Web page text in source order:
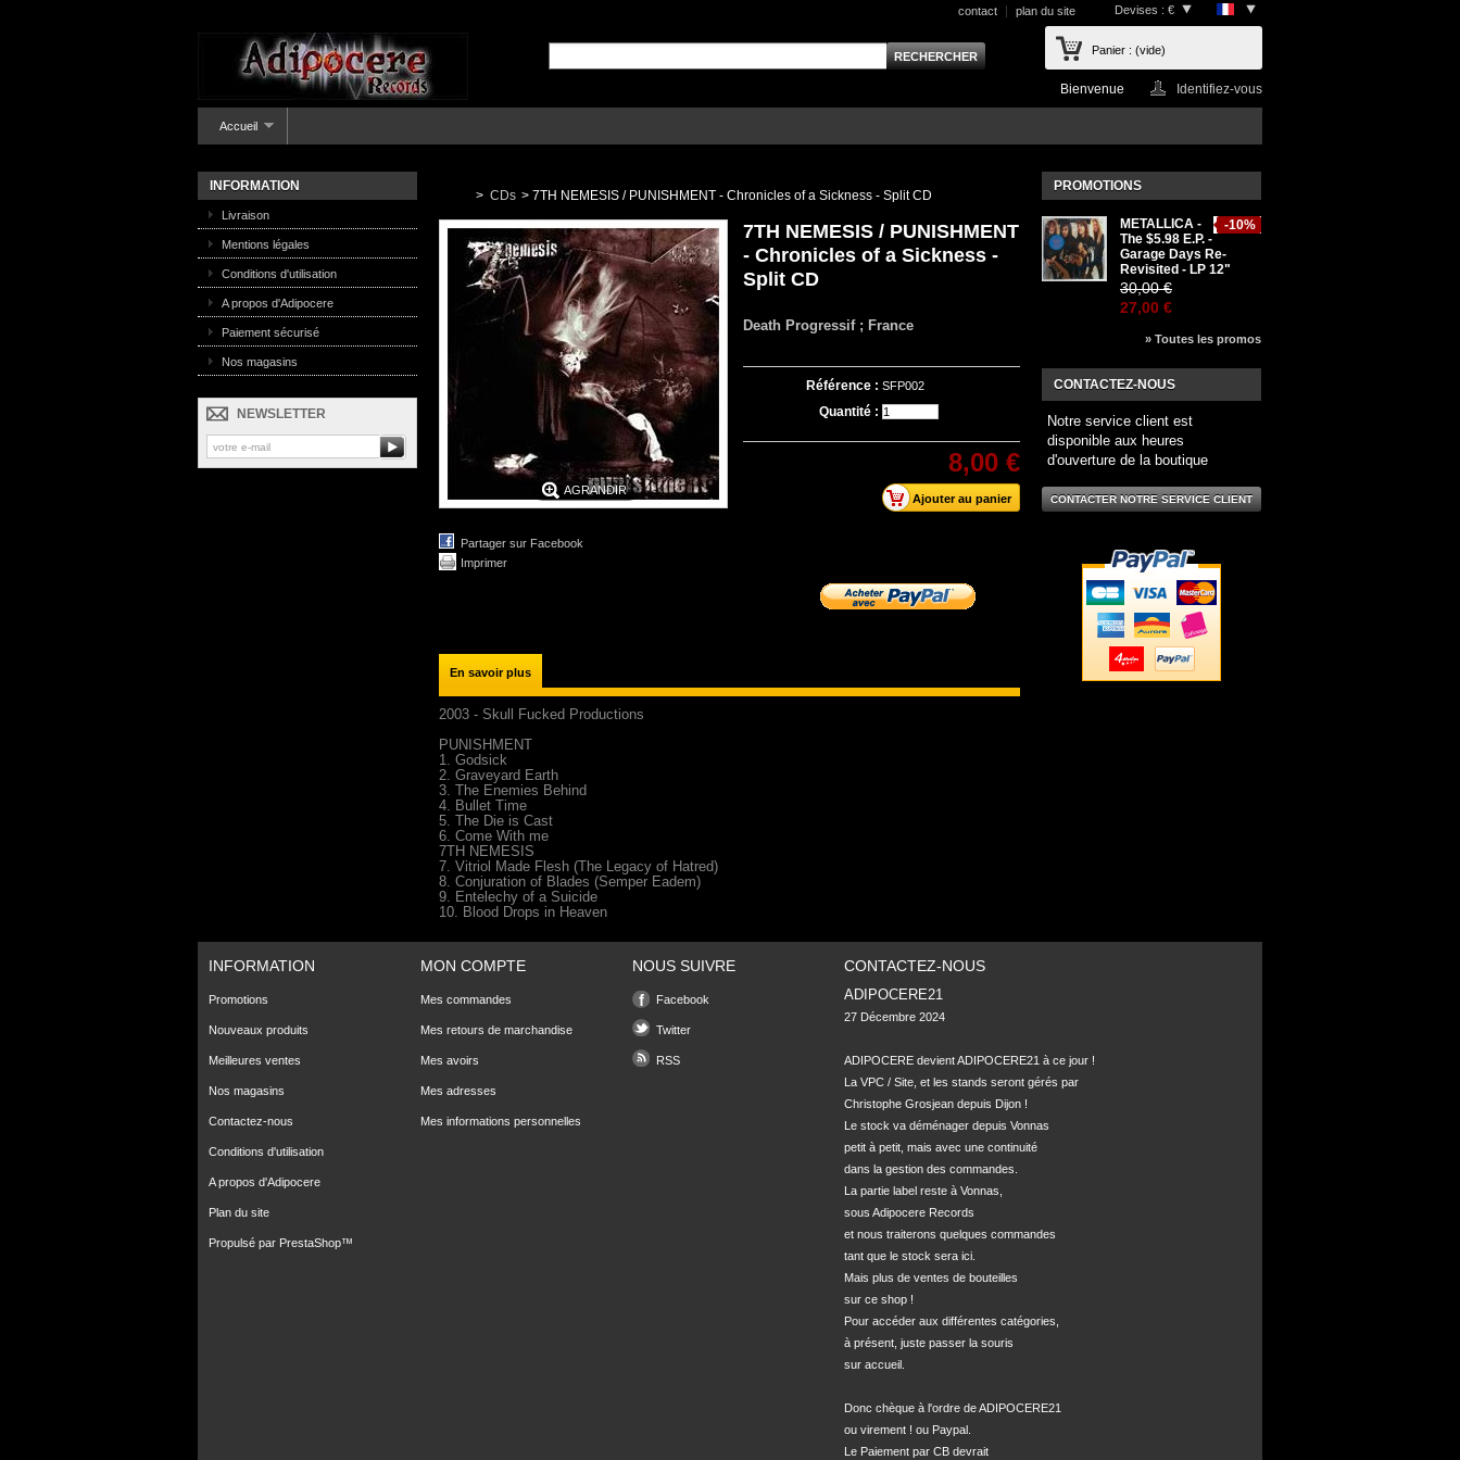
Devises : €
contact plan du site
Panier : (vide)
Bienvenue Identifiez-vous
Accueil
INFORMATION
Livraison
Mentions légales
Conditions d'utilisation
A propos d'Adipocere
Paiement sécurisé
Nos magasins
NEWSLETTER
> CDs > 7TH NEMESIS / PUNISHMENT - Chronicles of a Sickness - Split CD
AGRANDIR
Partager sur Facebook
Imprimer
7TH NEMESIS / PUNISHMENT
- Chronicles of a Sickness -
Split CD
Death Progressif ; France
Référence : SFP002
Quantité :
8,00 €
En savoir plus
2003 - Skull Fucked Productions
PUNISHMENT
1. Godsick
2. Graveyard Earth
3. The Enemies Behind
4. Bullet Time
5. The Die is Cast
6. Come With me
7TH NEMESIS
7. Vitriol Made Flesh (The Legacy of Hatred)
8. Conjuration of Blades (Semper Eadem)
9. Entelechy of a Suicide
10. Blood Drops in Heaven
PROMOTIONS
-10%
METALLICA -
The $5.98 E.P. -
Garage Days Re-
Revisited - LP 12"
30,00 €
27,00 €
» Toutes les promos
CONTACTEZ-NOUS
Notre service client est
disponible aux heures
d'ouverture de la boutique
CONTACTER NOTRE SERVICE CLIENT
INFORMATION
Promotions
Nouveaux produits
Meilleures ventes
Nos magasins
Contactez-nous
Conditions d'utilisation
A propos d'Adipocere
Plan du site
Propulsé par PrestaShop™
MON COMPTE
Mes commandes
Mes retours de marchandise
Mes avoirs
Mes adresses
Mes informations personnelles
NOUS SUIVRE
Facebook
Twitter
RSS
CONTACTEZ-NOUS
ADIPOCERE21
27 Décembre 2024
ADIPOCERE devient ADIPOCERE21 à ce jour !
La VPC / Site, et les stands seront gérés par
Christophe Grosjean depuis Dijon !
Le stock va déménager depuis Vonnas
petit à petit, mais avec une continuité
dans la gestion des commandes.
La partie label reste à Vonnas,
sous Adipocere Records
et nous traiterons quelques commandes
tant que le stock sera ici.
Mais plus de ventes de bouteilles
sur ce shop !
Pour accéder aux différentes catégories,
à présent, juste passer la souris
sur accueil.
Donc chèque à l'ordre de ADIPOCERE21
ou virement ! ou Paypal.
Le Paiement par CB devrait